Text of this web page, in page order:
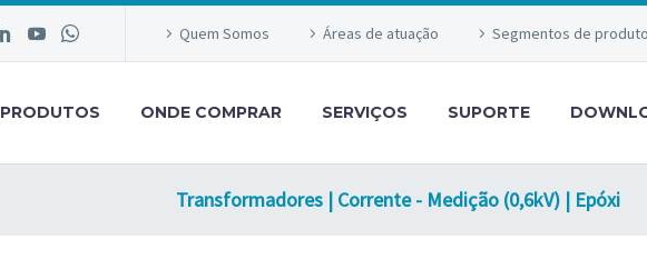
Quem Somos Áreas de atuação Segmentos de
PRODUTOS ONDE COMPRAR SERVIÇOS SUPORTE
Transformadores | Corrente - Medição (0,6kV) | Epóxi